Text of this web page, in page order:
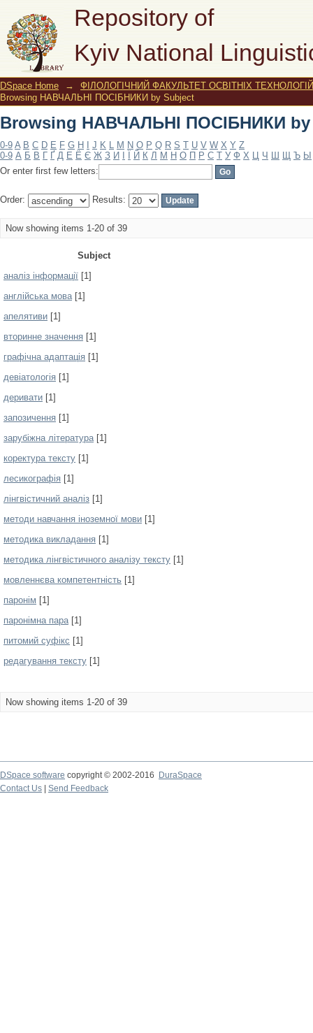
Repository of
Kyiv National
Browsing НАВЧАЛЬНІ ПОСІБНИКИ by
DSpace Home →
ФІЛОЛОГІЧНИЙ ФАКУЛЬТЕТ ОСВІТНІХ ТЕХНОЛОГІЙ
Browsing НАВЧАЛЬНІ ПОСІБНИКИ by Subject
Browsing НАВЧАЛЬНІ ПОСІБНИКИ by
0-9 A B C D E F G H J K L M N O P Q R S T U V W X Y Z
0-9 А Б В Г Ґ Д Е Ё Є Ж З И Й К Л М Н О П Р С Т У Ф Х Ц Ч Ш Щ Ъ Ы
Or enter first few letters:
Order: Results:
Now showing items 1-20 of 39
Subject
аналіз інформації [1]
англійська мова[1]
апелятиви [1]
вторинне значення [1]
графічна адаптація [1]
девіатологія [1]
деривати [1]
запозичення [1]
зарубіжна література[1]
коректура тексту [1]
лесикографія [1]
лінгвістичний аналіз [1]
методи навчання іноземної мови [1]
методика викладання [1]
методика лінгвістичного аналізу тексту [1]
мовленнєва компетентність [1]
паронім [1]
паронімна пара[1]
питомий суфікс [1]
редагування тексту [1]
Now showing items 1-20 of 39
DSpace software copyright © 2002-2016
DuraSpace
Contact Us
Send Feedback